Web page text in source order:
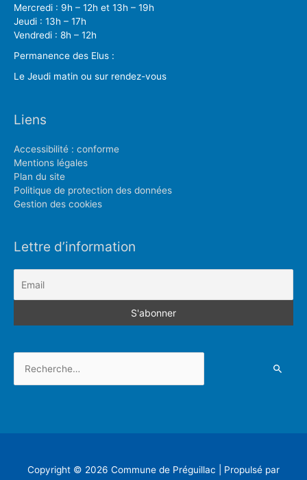
Mercredi : 9h – 12h et 13h – 19h
Jeudi : 13h – 17h
Vendredi : 8h – 12h
Permanence des Elus :
Le Jeudi matin ou sur rendez-vous
Liens
Accessibilité : conforme
Mentions légales
Plan du site
Politique de protection des données
Gestion des cookies
Lettre d’information
Copyright © 2026 Commune de Préguillac | Propulsé par